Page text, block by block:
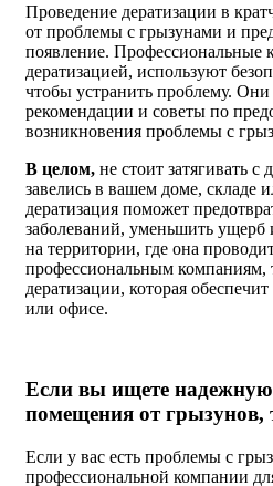
Проведение дератизации в
от проблемы с грызунами и
появление. Профессиональные
дератизацией, используют
чтобы устранить проблему.
рекомендации и советы по
возникновения проблемы с
В целом, не стоит затягивать
завелись в вашем доме, складе
дератизация поможет
заболеваний, уменьшить ущерб
на территории, где она
профессиональным компаниям,
дератизации, которая
или офисе.
Если вы ищете
помещения от грызунов,
Если у вас есть проблемы с
профессиональной компании